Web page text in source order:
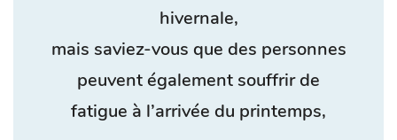
hivernale,
mais saviez-vous que des personnes
peuvent également souffrir de
fatigue à l’arrivée du printemps,